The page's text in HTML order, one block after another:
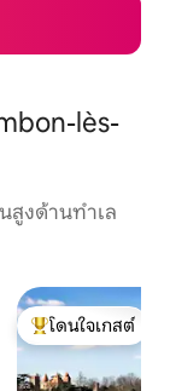
lès-
สูงด้านทำเล
โดนใจเกสต์ที่สุด
โดนใจเกสต์